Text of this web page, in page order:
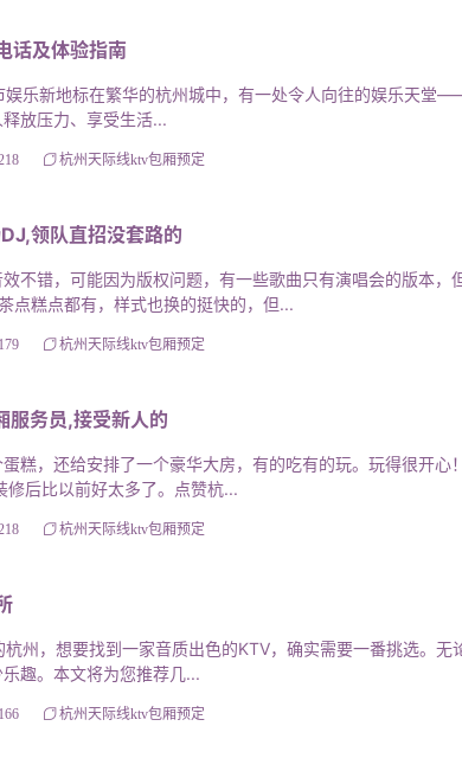
要是平时的娱乐活动并没有主动想要唱k…不愧是大
，连LilNasX被国内pb的diva歌曲也有，不得不说
微糖也略有点甜价格比其他的差不多，环境好服务
小包有点小，总体还满意，下次还会再去环境不错
话及体验指南
新地标在繁华的杭州城中，有一处令人向往的娱乐天堂
放压力、享受生活...
杭州天际线ktv包厢预定
领队直招没套路的
错，可能因为版权问题，有一些歌曲只有演唱会的版本，
点糕点都有，样式也换的挺快的，但...
179 杭州天际线ktv包厢预定
服务员,接受新人的
，还给安排了一个豪华大房，有的吃有的玩。玩得很开心
后比以前好太多了。点赞杭...
杭州天际线ktv包厢预定
，想要找到一家音质出色的KTV，确实需要一番挑选。无
趣。本文将为您推荐几...
166 杭州天际线ktv包厢预定